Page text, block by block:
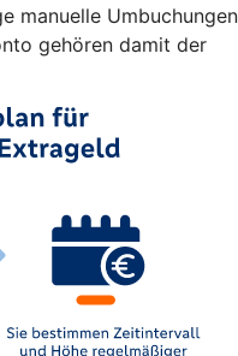
manuelle Umbuchungen
gehören damit der